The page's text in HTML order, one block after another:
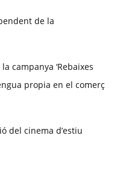
de la
campanya ‘Rebaixes
propia en el comerç
del cinema d’estiu